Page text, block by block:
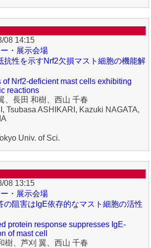
08 14:15
・展示会場
抗性を示すNrf2欠損マスト細胞の機能解
Nrf2-deficient mast cells exhibiting
reactions
、長田 和樹、西山 千春
Tsubasa ASHIKARI, Kazuki NAGATA,
Univ. of Sci.
08 13:15
・展示会場
の阻害はIgE依存的なマスト細胞の活性
protein response suppresses IgE-
of mast cell
樹、芦刈 翼、西山 千春